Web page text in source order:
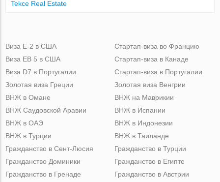
Tekce Real Estate
Виза Е-2 в США
Виза ЕВ 5 в США
Виза D7 в Португалии
Золотая виза Греции
Стартап-виза во Францию
Стартап-виза в Канаде
Стартап-виза в Португалии
Золотая виза Венгрии
ВНЖ в Омане
ВНЖ Саудовской Аравии
ВНЖ в ОАЭ
ВНЖ в Турции
ВНЖ на Маврикии
ВНЖ в Испании
ВНЖ в Индонезии
ВНЖ в Таиланде
Гражданство в Сент-Люсия
Гражданство Доминики
Гражданство в Гренаде
Гражданство в Турции
Гражданство в Египте
Гражданство в Австрии